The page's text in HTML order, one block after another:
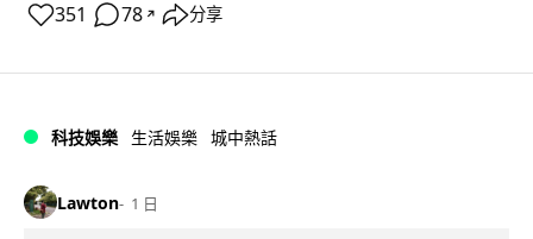
351 78 ↗ 分享
科技娛樂 生活娛樂 城中熱話
Lawton 1 日